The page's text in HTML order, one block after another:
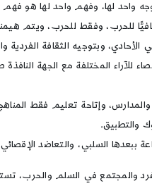
واحد لها، وفهم واحد لها هو فهم
للحرب، وفقط للحرب، ويتم
وبتوجيه الثقافة الفردية
للآراء المختلفة مع الجهة
وإتاحة تعليم فقط
والتطبيق.
ببعدها السلبي، والتعاضد
في السلم والحرب،